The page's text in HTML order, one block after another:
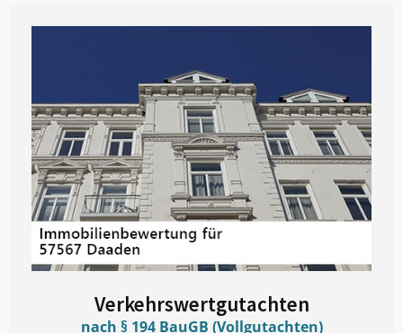
Verkehrswertgutachten
nach § 194 BauGB (Vollgutachten)